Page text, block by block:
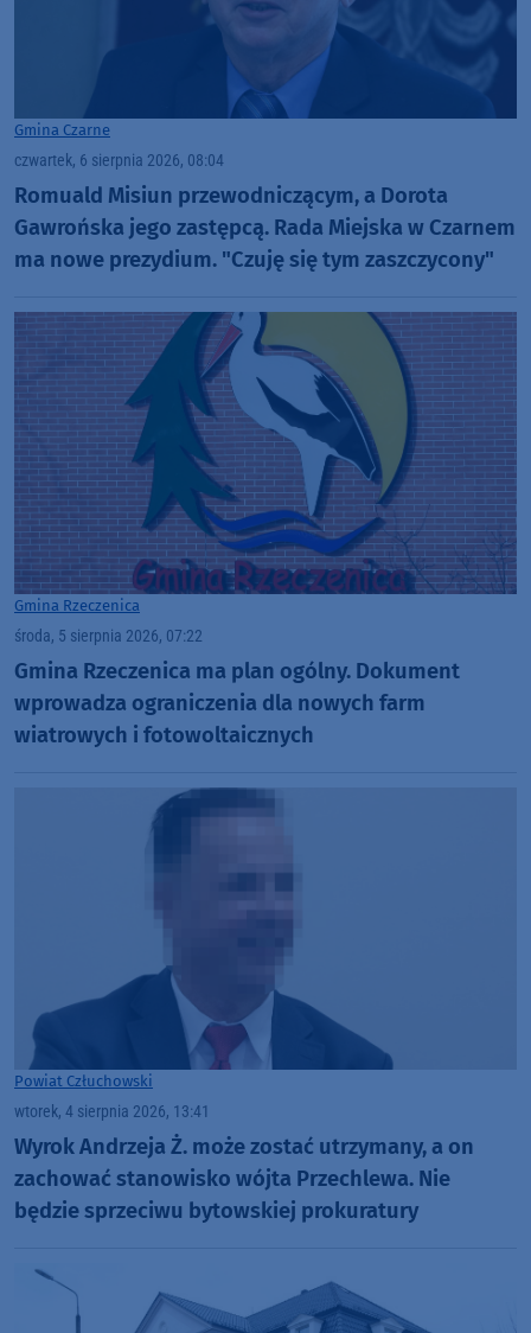
Gmina Czarne
czwartek, 6 sierpnia 2026, 08:04
Romuald Misiun przewodniczącym, a Dorota
Gawrońska jego zastępcą. Rada Miejska w Czarnem
ma nowe prezydium. "Czuję się tym zaszczycony"
Gmina Rzeczenica
środa, 5 sierpnia 2026, 07:22
Gmina Rzeczenica ma plan ogólny. Dokument
wprowadza ograniczenia dla nowych farm
wiatrowych i fotowoltaicznych
Powiat Człuchowski
wtorek, 4 sierpnia 2026, 13:41
Wyrok Andrzeja Ż. może zostać utrzymany, a on
zachować stanowisko wójta Przechlewa. Nie
będzie sprzeciwu bytowskiej prokuratury